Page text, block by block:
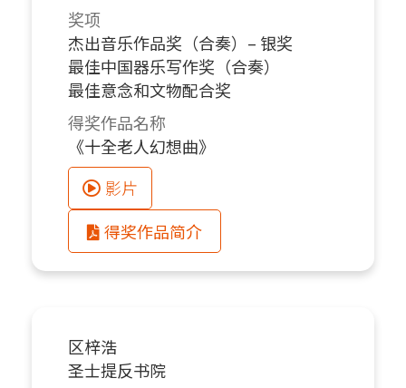
奖项
杰出音乐作品奖（合奏）– 银奖
最佳中国器乐写作奖（合奏）
最佳意念和文物配合奖
得奖作品名称
《十全老人幻想曲》
影片
得奖作品简介
区梓浩
圣士提反书院